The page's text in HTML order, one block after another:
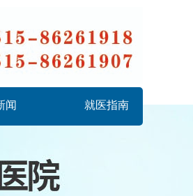
闻 就医指南